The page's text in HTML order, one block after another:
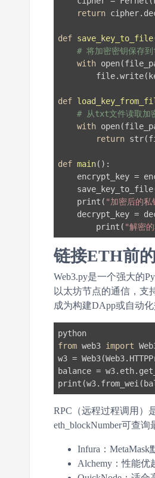
return
def save_key_to_file
# 将加密密钥保存
with
def
# 从txt文件读取加
with
return
def main() :
encrypt_key =
    print(
"加密后的私
decrypt_key =
        print(
"解密
链接ETH前
Web3.py是一个强大的
以太坊节点的通信，支
成为构建DApp或自动化
python
from web3 import
w3 =
balance =
RPC（远程过程调用）
eth_blockNumber可查
Infura：
Alchemy：性能优